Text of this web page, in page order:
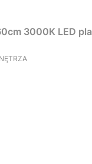
3000K LED